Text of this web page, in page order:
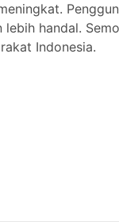
handal.
Indonesia.